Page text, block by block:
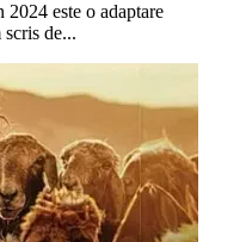
este o adaptare
de...